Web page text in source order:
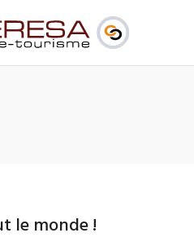
le monde !